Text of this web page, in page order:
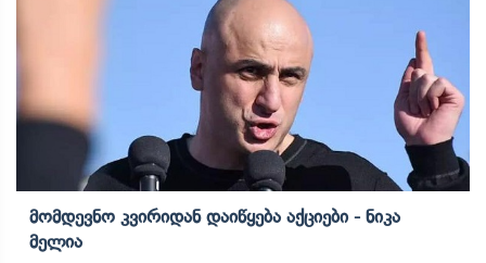
Მომდევნო Კვირიდან Დაიწყება Აქციები - Ნიკა
Მელია